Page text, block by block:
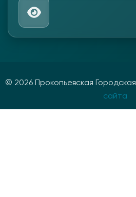
© 2026 Прокопьевская
сайта